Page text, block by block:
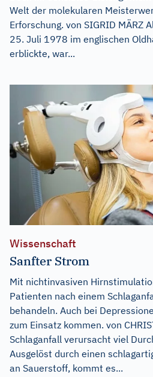
Welt der molekularen
Erforschung. von SIGRID MÄRZ
25. Juli 1978 im englischen
erblickte, war...
Wissenschaft
Sanfter Strom
Mit nichtinvasiven
Patienten nach einem
behandeln. Auch bei
zum Einsatz kommen. von
Schlaganfall verursacht viel
Ausgelöst durch einen
an Sauerstoff, kommt es...